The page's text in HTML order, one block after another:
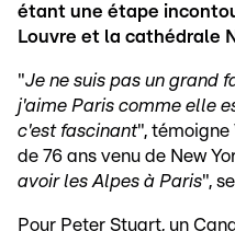
étant une étape
Louvre et la cathédrale
"Je ne suis pas un grand
j'aime Paris comme elle
c'est fascinant", témoigne
de 76 ans venu de New
avoir les Alpes à Paris",
Pour Peter Stuart, un